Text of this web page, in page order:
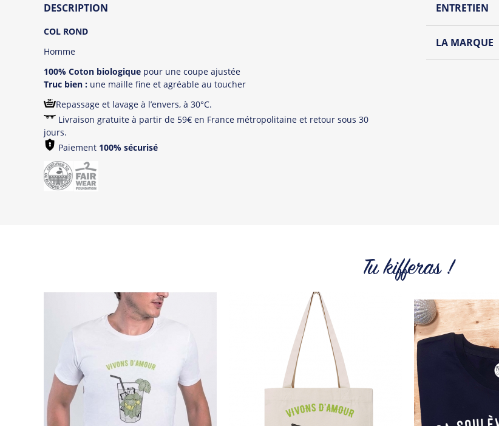
DESCRIPTION
COL ROND
Homme
100% Coton biologique pour une coupe ajustée
Truc bien : une maille fine et agréable au toucher
Repassage et lavage à l’envers, à 30°C.
Livraison gratuite à partir de 59€ en France métropolitaine et retour sous 30
jours.
Paiement 100% sécurisé
ENTRETIEN
LA MARQUE
Tu kifferas !